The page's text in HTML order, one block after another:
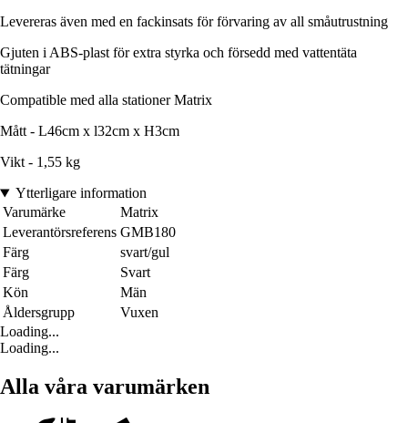
Levereras även med en fackinsats för förvaring av all småutrustning
Gjuten i ABS-plast för extra styrka och försedd med vattentäta
tätningar
Compatible med alla stationer Matrix
Mått - L46cm x l32cm x H3cm
Vikt - 1,55 kg
Ytterligare information
Varumärke
Matrix
Leverantörsreferens GMB180
Färg
svart/gul
Färg
Svart
Kön
Män
Åldersgrupp
Vuxen
Loading...
Loading...
Alla våra varumärken